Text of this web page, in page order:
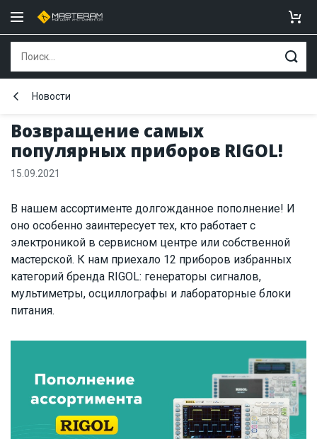
Возвращение самых
популярных приборов RIGOL!
Новости
15.09.2021
В нашем ассортименте долгожданное пополнение! И
оно особенно заинтересует тех, кто работает с
электроникой в сервисном центре или собственной
мастерской. К нам приехало 12 приборов избранных
категорий бренда RIGOL: генераторы сигналов,
мультиметры, осциллографы и лабораторные блоки
питания.